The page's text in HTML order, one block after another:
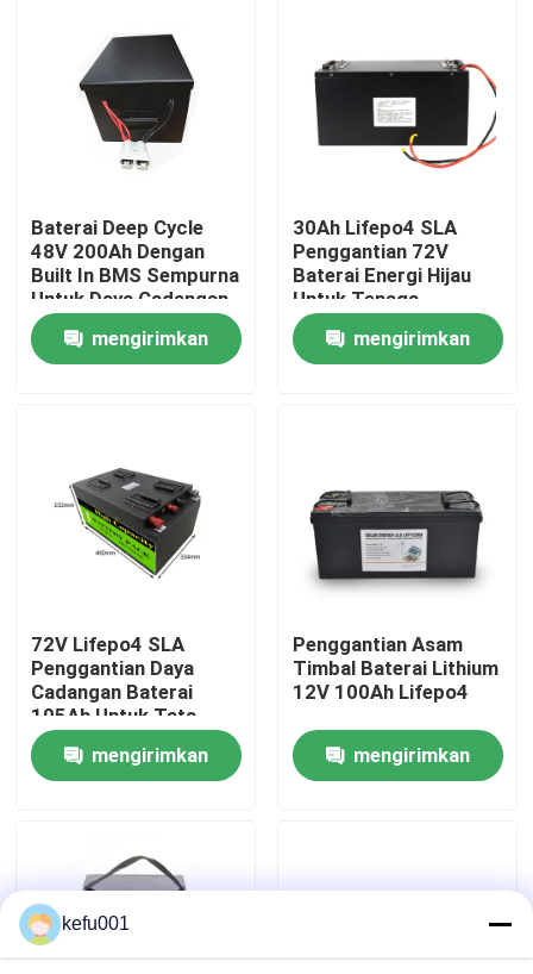
Rumah
Produk
Tur Pabrik
Kontrol kualitas
Hubungi kami
Berita
Paket Baterai Litium
Paket Baterai LiFePO4
Baterai Deep Cycle
48V 200Ah Dengan
Built In BMS Sempurna
Untuk Daya Cadangan
Dan Mati
mengirimkan
30Ah Lifepo4 SLA
Penggantian 72V
Baterai Energi Hijau
Untuk Tenaga
Cadangan Tata Surya
mengirimkan
72V Lifepo4 SLA
Penggantian Daya
Cadangan Baterai
105Ah Untuk Tata
Surya Berkemah
Kamera CCTV
mengirimkan
Penggantian Asam
Timbal Baterai Lithium
12V 100Ah Lifepo4
mengirimkan
kefu001